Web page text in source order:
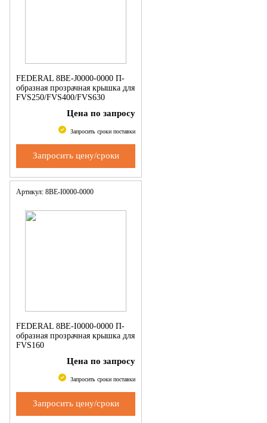
FEDERAL 8BE-J0000-0000 П-
образная прозрачная крышка для
FVS250/FVS400/FVS630
Цена по запросу
Запросить сроки поставки
Запросить цену/сроки
Артикул: 8BE-I0000-0000
FEDERAL 8BE-I0000-0000 П-
образная прозрачная крышка для
FVS160
Цена по запросу
Запросить сроки поставки
Запросить цену/сроки